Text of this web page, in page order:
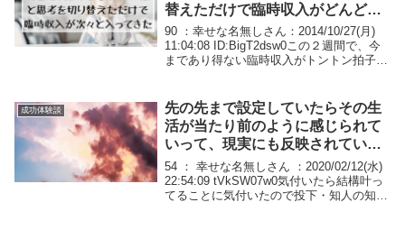
替えただけで臨時収入がどんどん
入ってくるように01
90 ：幸せな名無しさん：2014/10/27(月)
11:04:08 ID:BigT2dsw0この２週間で、今
まであり得ない臨時収入がトントン拍子に
が振り込まれる...
成功体験談
先の先まで設定していたらその生
活が当たり前のように感じられて
いって、現実にも反映されていき
ました。
54 ： 幸せな名無しさん ：2020/02/12(水)
22:54:09 tVkSW07w0気付いたら結構叶っ
てることに気付いたので投下・知人の知